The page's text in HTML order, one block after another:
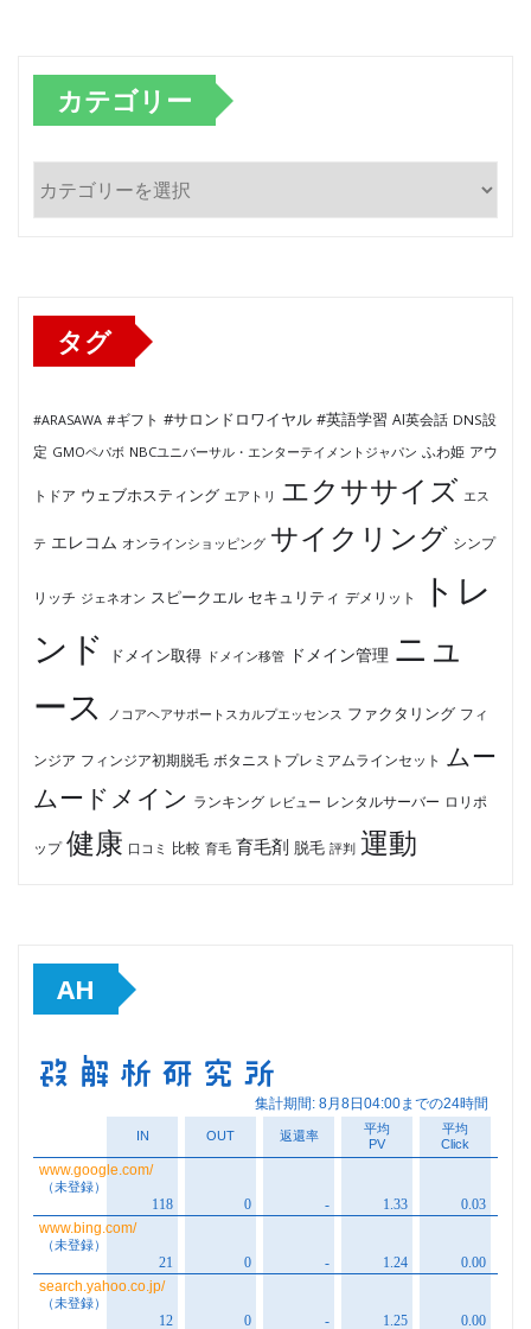
カテゴリー
テ
タグ
#ARASAWA #ギフト #サロンドロワイヤル #英語学習 AI英会話 DNS設
定 GMOペパボ NBCユニバーサル・エンターテイメントジャパン ふわ姫 アウ
トドア ウェブホスティング エアトリ エクササイズ エス
テ エレコム オンラインショッピング サイクリング シンプ
リッチ ジェネオン スピークエル セキュリティ デメリット
トレ
ンド
ドメイン取得 ドメイン移管 ドメイン管理 ニュ
ース
ノコアヘアサポートスカルプエッセンス ファクタリング フィ
ンジア フィンジア初期脱毛 ボタニストプレミアムラインセット ムー
ムードメイン ランキング レビュー レンタルサーバー ロリポ
ップ 健康 口コミ 比較 育毛 育毛剤 脱毛 評判 運動
AH